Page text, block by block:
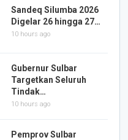
Sandeq Silumba 2026
Digelar 26 hingga 27…
10 hours ago
Gubernur Sulbar
Targetkan Seluruh
Tindak…
10 hours ago
Pemprov Sulbar